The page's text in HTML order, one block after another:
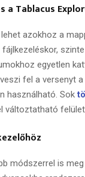
a Tablacus
azokhoz a
egyetlen
fel a versenyt
használható. Sok
változtatható
módszerrel is